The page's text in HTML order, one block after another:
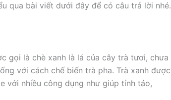
qua bài viết dưới đây để có câu trả lời nhé.
gọi là chè xanh là lá của cây trà tươi, chưa
với cách chế biến trà pha. Trà xanh được
với nhiều công dụng như giúp tỉnh táo,